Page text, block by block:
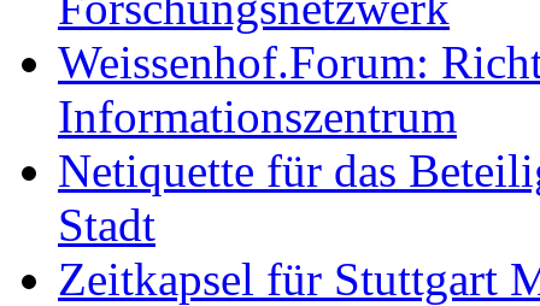
Weissenhof.Forum:
Informationszentrum
Netiquette für das
Stadt
Zeitkapsel für Stuttgart